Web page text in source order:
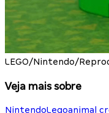
LEGO/Nintendo/
Veja mais sobre
NintendoLegoanimal